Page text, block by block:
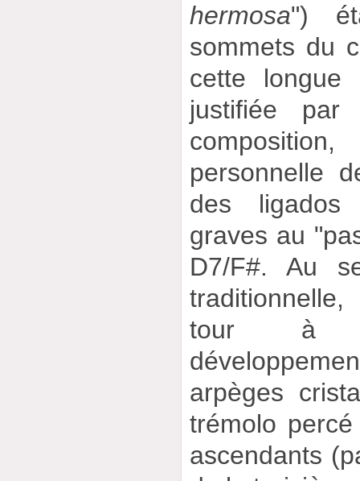
hermosa")
sommets du
cette
justifiée
personnelle
des
graves au
D7/F#. Au
tour à
arpèges
trémolo
ascendants